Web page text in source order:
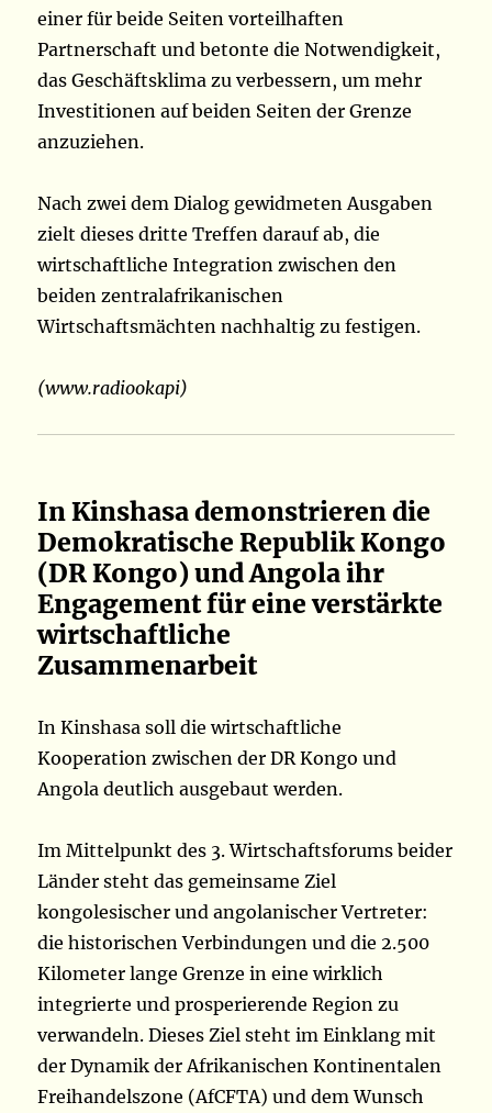
einer für beide Seiten vorteilhaften
Partnerschaft und betonte die Notwendigkeit,
das Geschäftsklima zu verbessern, um mehr
Investitionen auf beiden Seiten der Grenze
anzuziehen.
Nach zwei dem Dialog gewidmeten Ausgaben
zielt dieses dritte Treffen darauf ab, die
wirtschaftliche Integration zwischen den
beiden zentralafrikanischen
Wirtschaftsmächten nachhaltig zu festigen.
(www.radiookapi)
In Kinshasa demonstrieren die
Demokratische Republik Kongo
(DR Kongo) und Angola ihr
Engagement für eine verstärkte
wirtschaftliche
Zusammenarbeit
In Kinshasa soll die wirtschaftliche
Kooperation zwischen der DR Kongo und
Angola deutlich ausgebaut werden.
Im Mittelpunkt des 3. Wirtschaftsforums beider
Länder steht das gemeinsame Ziel
kongolesischer und angolanischer Vertreter:
die historischen Verbindungen und die 2.500
Kilometer lange Grenze in eine wirklich
integrierte und prosperierende Region zu
verwandeln. Dieses Ziel steht im Einklang mit
der Dynamik der Afrikanischen Kontinentalen
Freihandelszone (AfCFTA) und dem Wunsch